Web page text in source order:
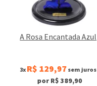
A Rosa Encantada Azul
3x R$ 129,97 sem juros
por R$ 389,90